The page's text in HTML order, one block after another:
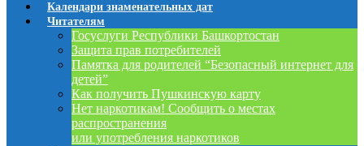
Календари знаменательных дат
Читателям
Госуслуги Республики Башкортостан
Защита прав потребителей
Памятка для родителей “Безопасный интернет для
детей”
Как получить Пушкинскую карту
Нет наркотикам! Сообщить о местах
распространения
или употребления наркотиков